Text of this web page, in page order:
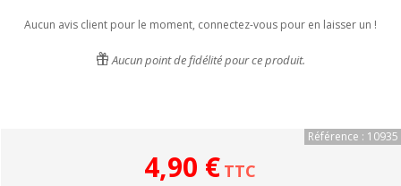
Aucun avis client pour le moment, connectez-vous pour en laisser un !
Aucun point de fidélité pour ce produit.
Référence : 10935
4,90 € TTC